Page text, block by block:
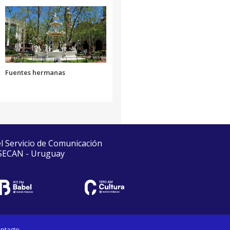
Fuentes hermanas
de Comunicación
- Uruguay